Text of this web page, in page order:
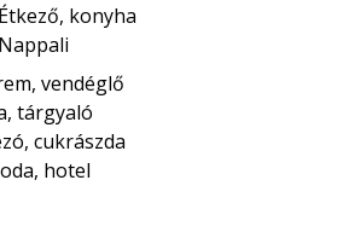
Étkező, konyha
Nappali
vendéglő
tárgyaló
cukrászda
hotel